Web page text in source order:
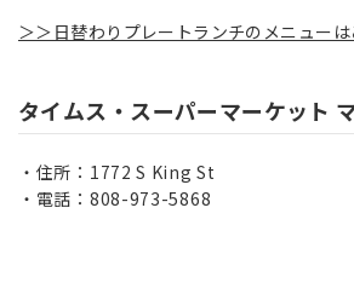
＞＞日替わりプレートランチのメニュー
タイムス・スーパーマーケット
住所：1772 S King St
電話：808-973-5868